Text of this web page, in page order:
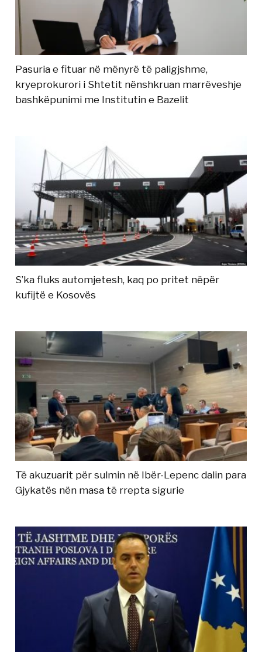
Pasuria e fituar në mënyrë të paligjshme,
kryeprokurori i Shtetit nënshkruan marrëveshje
bashkëpunimi me Institutin e Bazelit
S’ka fluks automjetesh, kaq po pritet nëpër
kufijtë e Kosovës
Të akuzuarit për sulmin në Ibër-Lepenc dalin para
Gjykatës nën masa të rrepta sigurie